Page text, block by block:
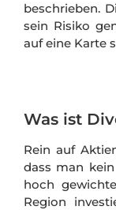
beschrieben.
sein Risiko
auf eine Karte
Was ist
Rein auf
dass man
hoch
Region